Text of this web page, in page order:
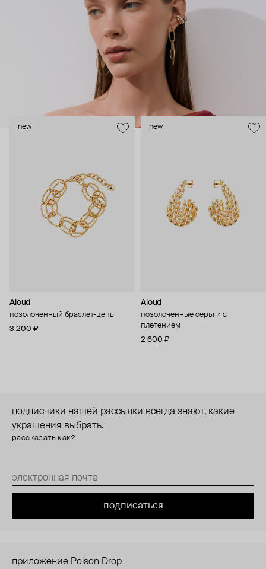
new
Aloud
позолоченный браслет-цепь
3 200 ₽
new
Aloud
позолоченные серьги с
плетением
2 600 ₽
подписчики нашей рассылки всегда знают, какие
украшения выбрать.
рассказать как?
подписаться
приложение Poison Drop